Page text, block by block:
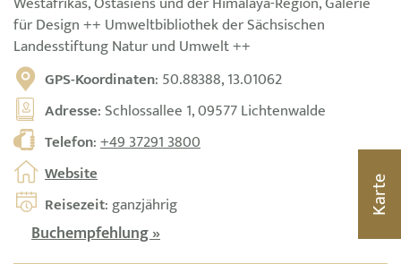
für Design ++ Umweltbibliothek der Sächsischen
Landesstiftung Natur und Umwelt ++
GPS-Koordinaten: 50.88388, 13.01062
Adresse: Schlossallee 1, 09577 Lichtenwalde
Telefon:+49 37291 3800
Website
Reisezeit: ganzjährig
Buchempfehlung »
Karte